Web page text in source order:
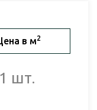
в м2
1 шт.